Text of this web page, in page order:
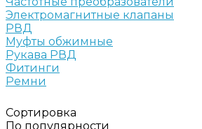
Электромагнитные клапаны
РВД
Муфты обжимные
Рукава РВД
Фитинги
Ремни
Сортировка
По популярности